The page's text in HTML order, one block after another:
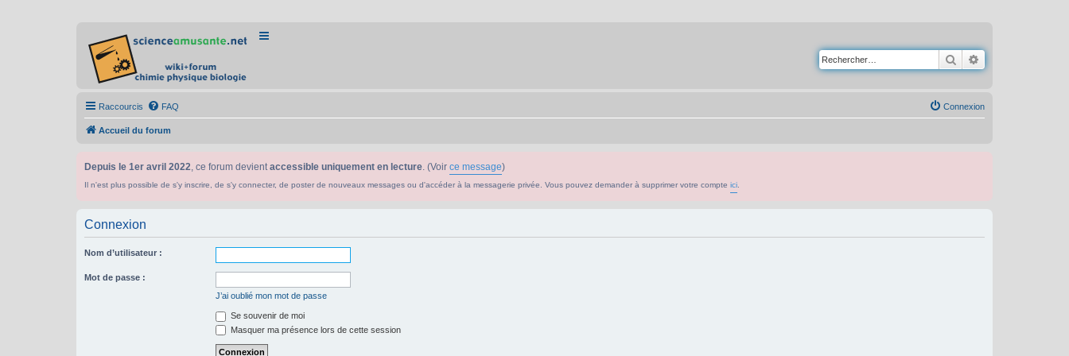
Rechercher
Raccourcis FAQ Connexion
Accueil du forum
Depuis le 1er avril 2022, ce forum devientaccessible uniquement en lecture. (Voir ce message)
Il n'est plus possible de s'y inscrire, de s'y connecter, de poster de nouveaux messages ou d'accéder à la messagerie privée. Vous pouvez demander à supprimer votre compte ici
Connexion
Nom d’utilisateur :
Mot de passe :
J’ai oublié mon mot de passe
Se souvenir de moi
Masquer ma présence lors de cette session